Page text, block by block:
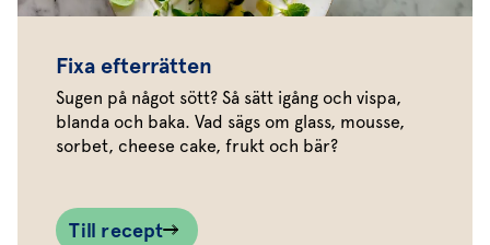
Fixa efterrätten
Sugen på något sött? Så sätt igång och vispa,
blanda och baka. Vad sägs om glass, mousse,
sorbet, cheese cake, frukt och bär?
Till recept